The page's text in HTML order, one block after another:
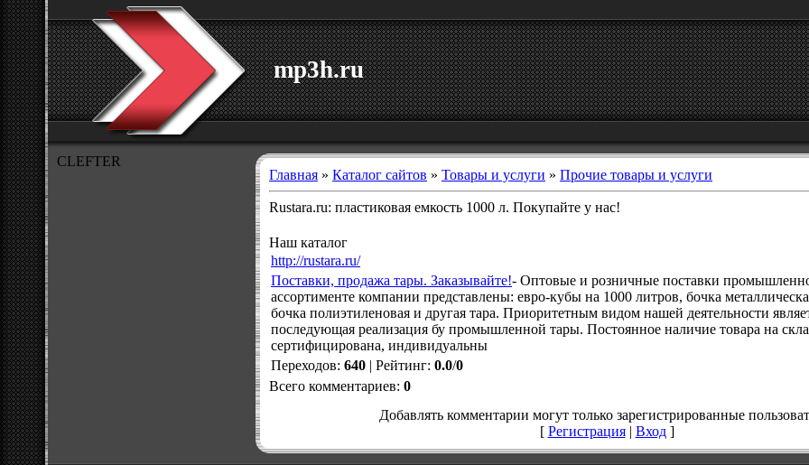
mp3h.ru
CLEFTER
Главная » Каталог сайтов » Товары и услуги » Прочие товары и услуги
Rustara.ru: пластиковая емкость 1000 л. Покупайте у нас!
Наш каталог
http://rustara.ru/
Поставки, продажа тары. Заказывайте!- Оптовые и розничные поставки
ассортименте компании представлены: евро-кубы на 1000 литров, бочка
бочка полиэтиленовая и другая тара. Приоритетным видом нашей деятельности
последующая реализация бу промышленной тары. Постоянное наличие товара на
сертифицирована, индивидуальны
Переходов: 640 | Рейтинг: 0.0/0
Всего комментариев: 0
Добавлять комментарии могут только зарегистрированные
[ Регистрация| Вход]